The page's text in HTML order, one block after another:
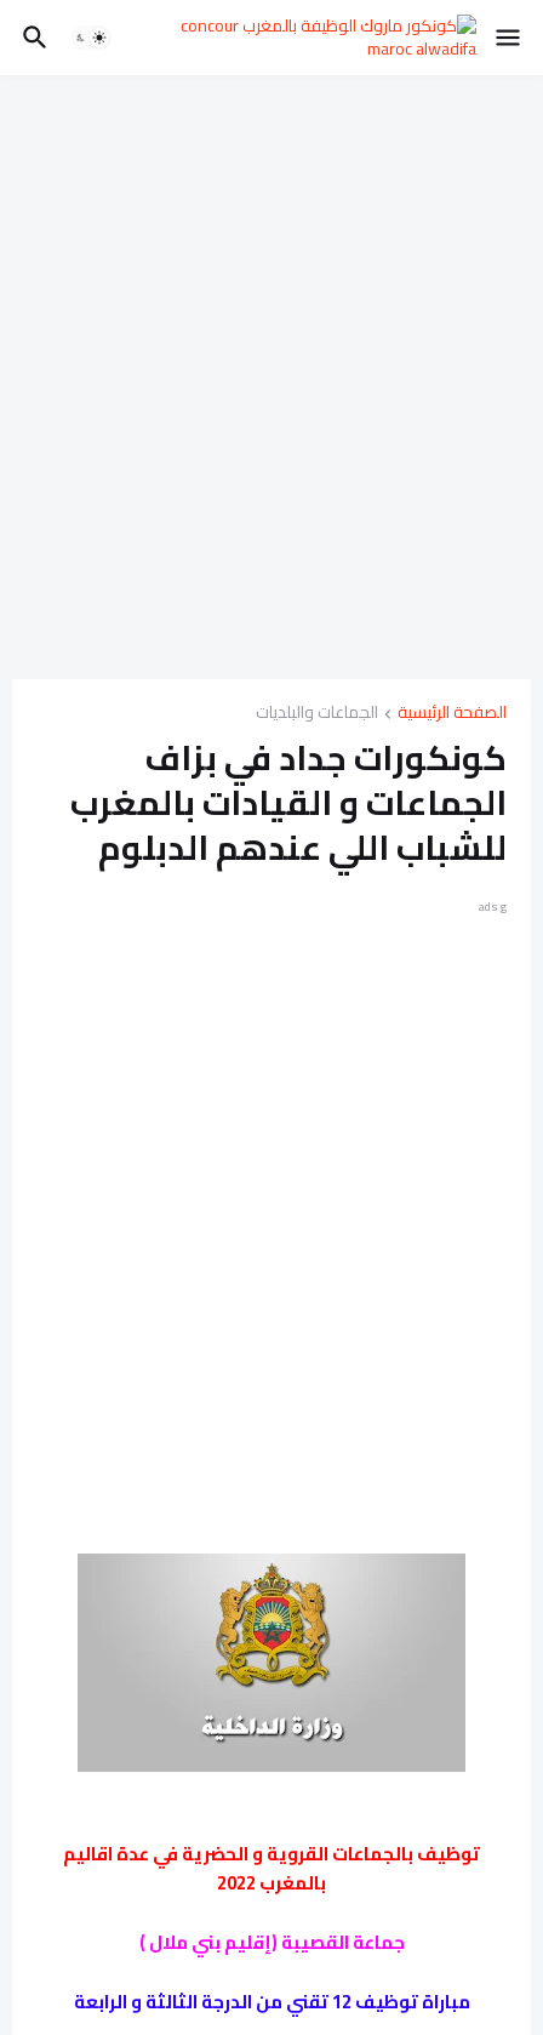
الصفحة الرئيسية الجماعات والبلديات
كونكورات جداد في بزاف
الجماعات و القيادات بالمغرب
للشباب اللي عندهم الدبلوم
ads g
توظيف بالجماعات القروية و الحضرية في عدة اقاليم
بالمغرب 2022
جماعة القصيبة (إقليم بني ملال )
مباراة توظيف 12 تقني من الدرجة الثالثة و الرابعة